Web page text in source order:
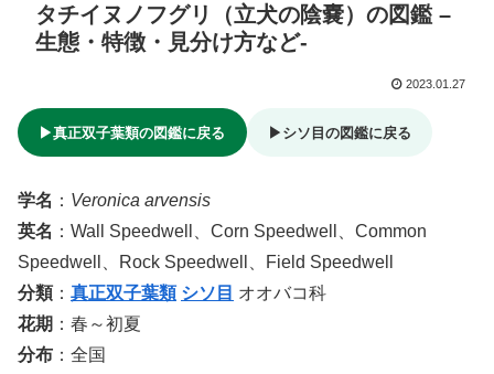
タチイヌノフグリ（立犬の陰嚢）の図鑑 –
生態・特徴・見分け方など-
2023.01.27
▶真正双子葉類の図鑑に戻る ▶シソ目の図鑑に戻る
学名 ： Veronica arvensis
英名 ：Wall Speedwell、Corn Speedwell、Common
Speedwell、Rock Speedwell、Field Speedwell
分類： 真正双子葉類 シソ目 オオバコ科
花期 ：春～初夏
分布 ：全国